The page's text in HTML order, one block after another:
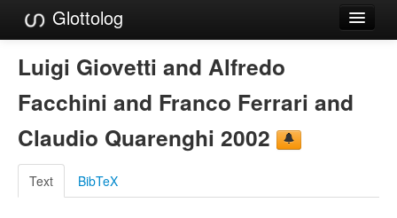
Glottolog
Languages
Families
Language Search
References
Reference Search
Luigi Giovetti and Alfredo
Facchini and Franco Ferrari and
Claudio Quarenghi 2002
Text BibTeX